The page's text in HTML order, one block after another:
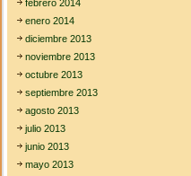
febrero 2014
enero 2014
diciembre 2013
noviembre 2013
octubre 2013
septiembre 2013
agosto 2013
julio 2013
junio 2013
mayo 2013